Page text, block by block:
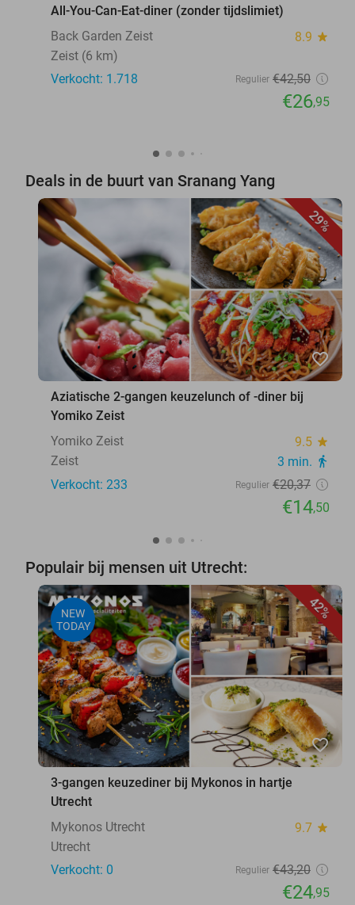
All-You-Can-Eat-diner (zonder tijdslimiet)
Back Garden Zeist
8.9 star
Zeist (6 km)
Verkocht: 1.718
Regulier €42,50
€26,95
Deals in de buurt van Sranang Yang
29%
favorite_border
Aziatische 2-gangen keuzelunch of -diner bij
Yomiko Zeist
Yomiko Zeist
9.5 star
Zeist 3 min. directions_walk
Verkocht: 233 Regulier €20,37
€14,50
Populair bij mensen uit Utrecht:
42%
NEW
TODAY
favorite_border
3-gangen keuzediner bij Mykonos in hartje
Utrecht
Mykonos Utrecht
9.7 star
Utrecht
Verkocht: 0
Regulier €43,20
€24,95